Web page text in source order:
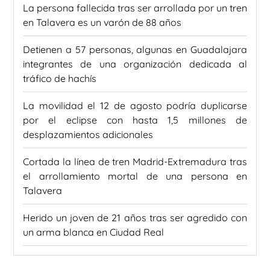
La persona fallecida tras ser arrollada por un tren
en Talavera es un varón de 88 años
Detienen a 57 personas, algunas en Guadalajara
integrantes de una organización dedicada al
tráfico de hachís
La movilidad el 12 de agosto podría duplicarse
por el eclipse con hasta 1,5 millones de
desplazamientos adicionales
Cortada la línea de tren Madrid-Extremadura tras
el arrollamiento mortal de una persona en
Talavera
Herido un joven de 21 años tras ser agredido con
un arma blanca en Ciudad Real